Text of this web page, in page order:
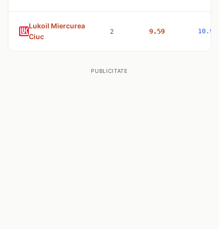
Lukoil Miercurea
Ciuc
2 9.59 10.98
PUBLICITATE